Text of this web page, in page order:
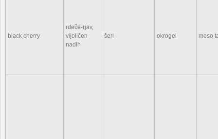
black cherry
rdeče-rjav,
vijoličen
nadih
šeri okrogel meso